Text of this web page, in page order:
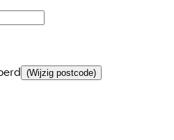
(Wijzig postcode)